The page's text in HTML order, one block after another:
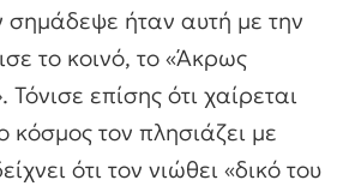
σημάδεψε ήταν αυτή με την
το κοινό, το «Άκρως
Τόνισε επίσης ότι χαίρεται
κόσμος τον πλησιάζει με
ότι τον νιώθει «δικό του